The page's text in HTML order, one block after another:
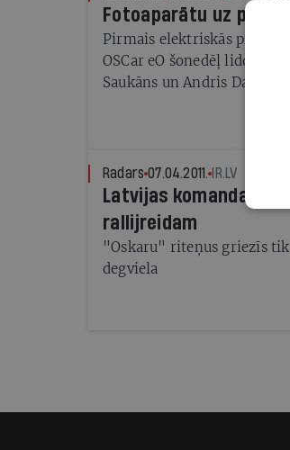
Fotoaparātu uz
Pirmais elektriskās
OSCar eO šonedēļ lido uz
Saukāns un Andris Dambis
Radars 07.04.2011. IR.LV
Latvijas komanda
rallijreidam
"Oskaru" riteņus griezīs
degviela